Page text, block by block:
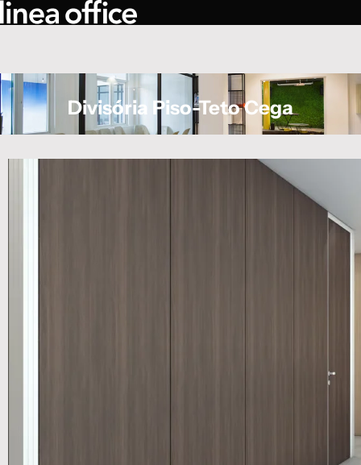
Divisória Piso-Teto Cega